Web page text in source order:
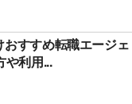
すすめ転職エージェ
や利用...